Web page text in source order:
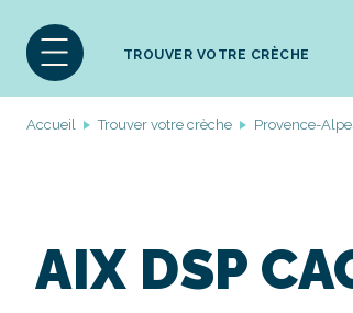
TROUVER VOTRE CRÈCHE
Accueil Trouver votre crèche Provence-
AIX DSP